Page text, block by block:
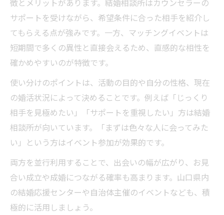
徴とメリットがあります。結婚相談所はカウンセラーの
サポートを受けながら、希望条件に合った相手を紹介し
てもらえる点が強みです。一方、マッチングイベントは
短期間で多くの異性と直接会えるため、直感的な相性を
確かめやすいのが特徴です。
使い分けのポイントは、活動の目的や自分の性格、現在
の婚活状況によって決めることです。例えば「じっくり
相手を見極めたい」「サポートを重視したい」方は結婚
相談所が向いています。「まずは色々な人に会ってみた
い」という方はイベント参加が効果的です。
両方を並行利用することで、出会いの幅が広がり、お見
合い成立や成婚につながる確率も高まります。山口県内
の結婚応援センターや自治体主催のイベントなども、積
極的に活用しましょう。